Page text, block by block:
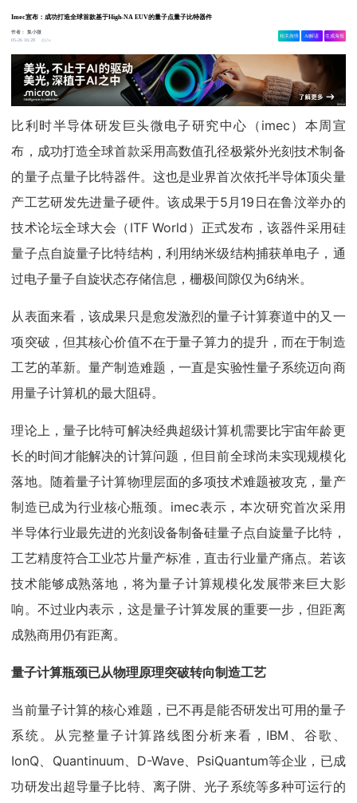
Imec宣布：成功打造全球首款基于High-NA EUV的量子点量子比特器件
作者：集小微
05-26 16:28
2w
相关舆情 AI解读 生成海报
比利时半导体研发巨头微电子研究中心（imec）本周宣
布，成功打造全球首款采用高数值孔径极紫外光刻技术制备
的量子点量子比特器件。这也是业界首次依托半导体顶尖量
产工艺研发先进量子硬件。该成果于5月19日在鲁汶举办的
技术论坛全球大会（ITF World）正式发布，该器件采用硅
量子点自旋量子比特结构，利用纳米级结构捕获单电子，通
过电子量子自旋状态存储信息，栅极间隙仅为6纳米。
从表面来看，该成果只是愈发激烈的量子计算赛道中的又一
项突破，但其核心价值不在于量子算力的提升，而在于制造
工艺的革新。量产制造难题，一直是实验性量子系统迈向商
用量子计算机的最大阻碍。
理论上，量子比特可解决经典超级计算机需要比宇宙年龄更
长的时间才能解决的计算问题，但目前全球尚未实现规模化
落地。随着量子计算物理层面的多项技术难题被攻克，量产
制造已成为行业核心瓶颈。imec表示，本次研究首次采用
半导体行业最先进的光刻设备制备硅量子点自旋量子比特，
工艺精度符合工业芯片量产标准，直击行业量产痛点。若该
技术能够成熟落地，将为量子计算规模化发展带来巨大影
响。不过业内表示，这是量子计算发展的重要一步，但距离
成熟商用仍有距离。
量子计算瓶颈已从物理原理突破转向制造工艺
当前量子计算的核心难题，已不再是能否研发出可用的量子
系统。从完整量子计算路线图分析来看，IBM、谷歌、
IonQ、Quantinuum、D-Wave、PsiQuantum等企业，已成
功研发出超导量子比特、离子阱、光子系统等多种可运行的